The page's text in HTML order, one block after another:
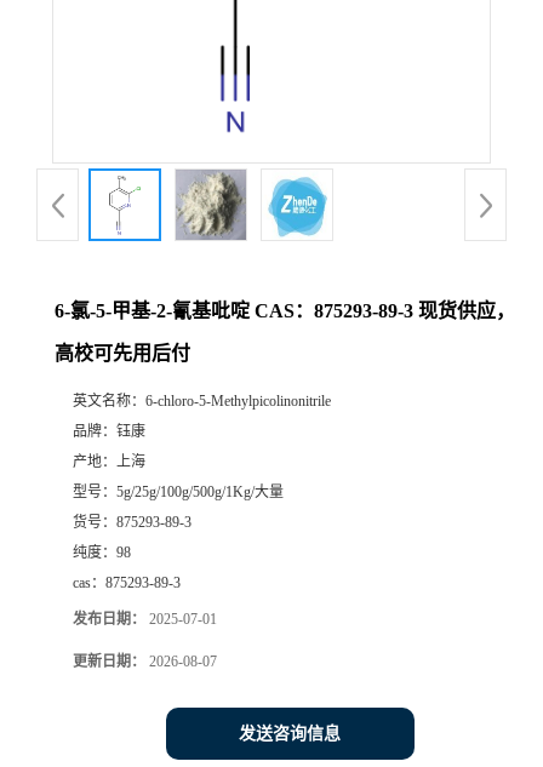
6-氯-5-甲基-2-氰基吡啶 CAS：875293-89-3 现货供应，
高校可先用后付
英文名称： 6-chloro-5-Methylpicolinonitrile
品牌： 钰康
产地： 上海
型号： 5g/25g/100g/500g/1Kg/大量
货号： 875293-89-3
纯度： 98
cas： 875293-89-3
发布日期： 2025-07-01
更新日期： 2026-08-07
发送咨询信息